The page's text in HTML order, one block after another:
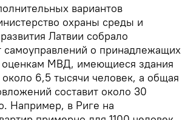
вариантов
охраны среды и
Латвии собрало
о принадлежащих
МВД, имеющиеся здания
около 6,5 тысячи человек, а общая
составит около 30
Например, в Риге на